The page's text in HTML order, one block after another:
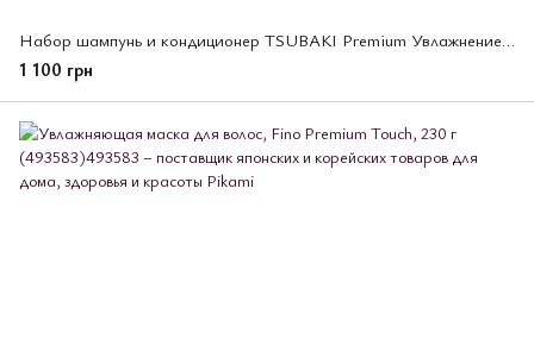
Набор шампунь и кондиционер TSUBAKI Premium Увлажнение и восстановление волос, 2 шт х 300 мл (494900)
1 100 грн